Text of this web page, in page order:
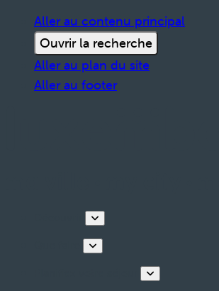
Aller au contenu principal
Ouvrir la recherche
Aller au plan du site
Aller au footer